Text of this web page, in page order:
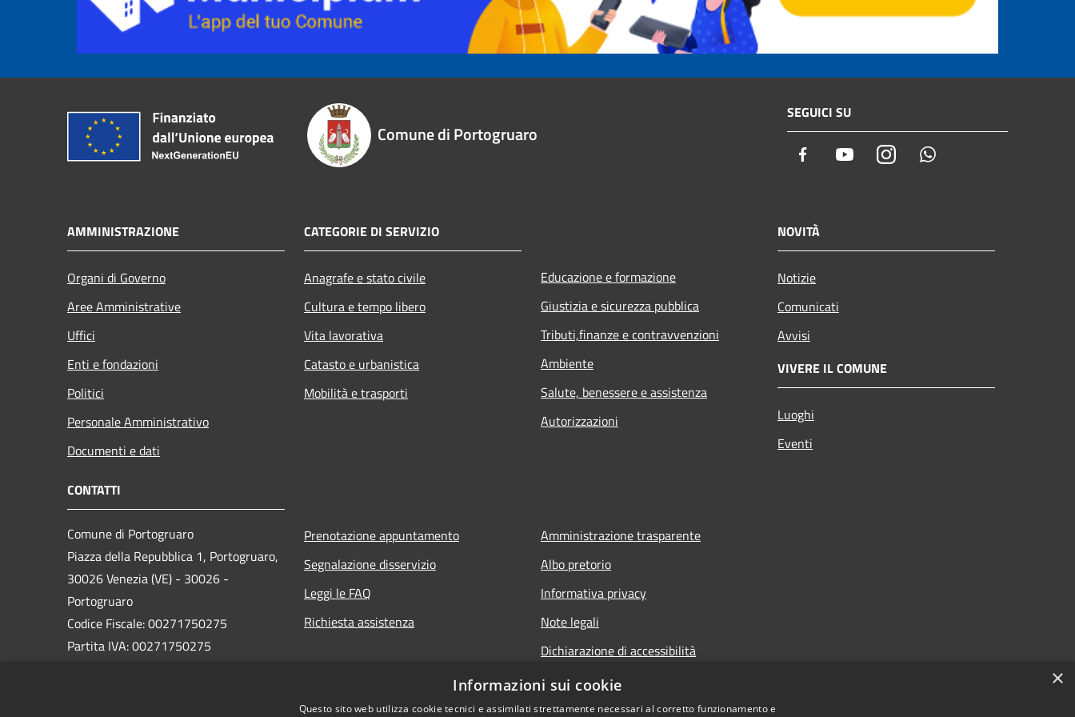
Comune di Portogruaro
SEGUICI SU
Facebook YoutubeInstagram
AMMINISTRAZIONE
Organi di Governo
Aree Amministrative
Uffici
Enti e fondazioni
Politici
Personale Amministrativo
Documenti e dati
CATEGORIE DI SERVIZIO
Anagrafe e stato civile
Cultura e tempo libero
Vita lavorativa
Catasto e urbanistica
Mobilità e trasporti
Educazione e formazione
Giustizia e sicurezza pubblica
Tributi,finanze e contravvenzioni
Ambiente
Salute, benessere e assistenza
Autorizzazioni
NOVITÀ
Notizie
Comunicati
Avvisi
VIVERE IL COMUNE
Luoghi
Eventi
CONTATTI
Comune di Portogruaro
Piazza della Repubblica 1, Portogruaro,
30026 Venezia (VE) - 30026 -
Portogruaro
Codice Fiscale: 00271750275
Partita IVA: 00271750275
Prenotazione appuntamento
Segnalazione disservizio
Leggi le FAQ
Richiesta assistenza
Amministrazione trasparente
Albo pretorio
Informativa privacy
Note legali
Dichiarazione di accessibilità
×
Informazioni sui cookie
Questo sito web utilizza cookie tecnici e assimilati strettamente necessari al corretto funzionamento e